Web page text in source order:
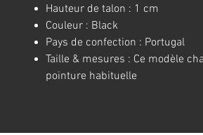
Hauteur de talon : 1 cm
Couleur : Black
Pays de confection : Portugal
Taille & mesures : Ce modèle
pointure habituelle